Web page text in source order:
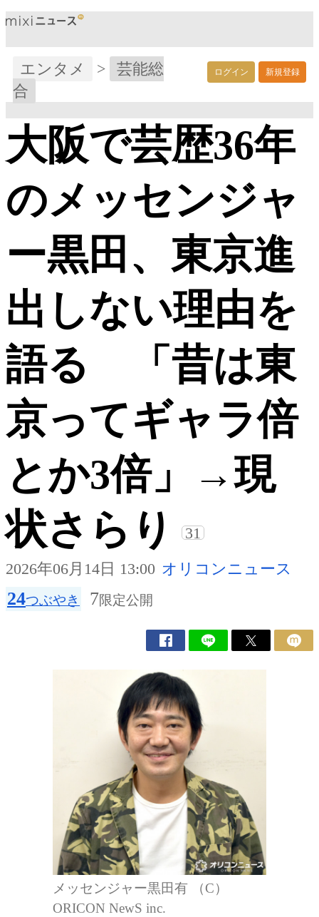
ログイン 新規登録
エンタメ >
芸能総
合
大阪で芸歴36年
のメッセンジャ
ー黒田、東京進
出しない理由を
語る 「昔は東
京ってギャラ倍
とか3倍」→現
状さらり
31
2026年06月14日 13:00 オリコンニュース
24つぶやき 7限定公開
メッセンジャー黒田有 （C）
ORICON NewS inc.